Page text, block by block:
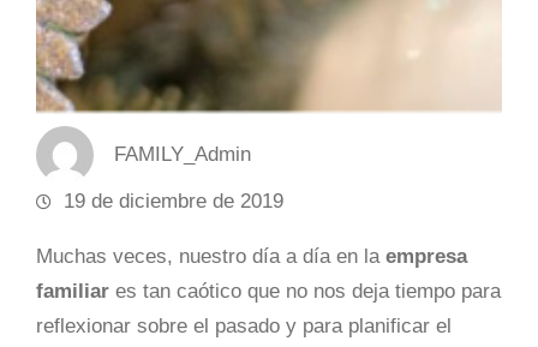
FAMILY_Admin
19 de diciembre de 2019
Muchas veces, nuestro día a día en la empresa
familiar es tan caótico que no nos deja tiempo para
reflexionar sobre el pasado y para planificar el